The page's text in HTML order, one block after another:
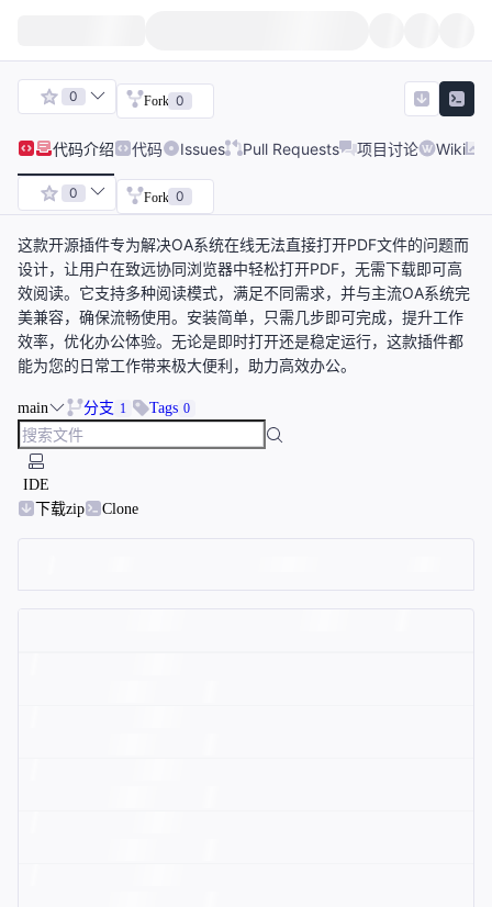
0 Fork 0
代码介绍 代码 Issues Pull Requests 项目讨论 Wiki
0 Fork 0
这款开源插件专为解决OA系统在线无法直接打开PDF文件的问题而
设计，让用户在致远协同浏览器中轻松打开PDF，无需下载即可高
效阅读。它支持多种阅读模式，满足不同需求，并与主流OA系统完
美兼容，确保流畅使用。安装简单，只需几步即可完成，提升工作
效率，优化办公体验。无论是即时打开还是稳定运行，这款插件都
能为您的日常工作带来极大便利，助力高效办公。
main 分支 1 Tags 0
IDE
下载zip
Clone